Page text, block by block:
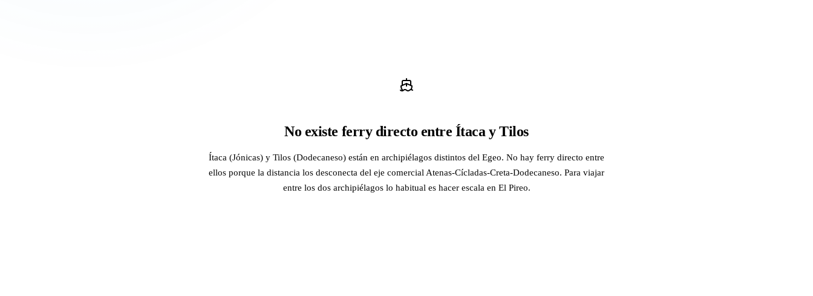
No existe ferry directo entre Ítaca y Tilos
Ítaca (Jónicas) y Tilos (Dodecaneso) están en archipiélagos distintos del Egeo. No hay ferry directo entre
ellos porque la distancia los desconecta del eje comercial Atenas-Cícladas-Creta-Dodecaneso. Para viajar
entre los dos archipiélagos lo habitual es hacer escala en El Pireo.